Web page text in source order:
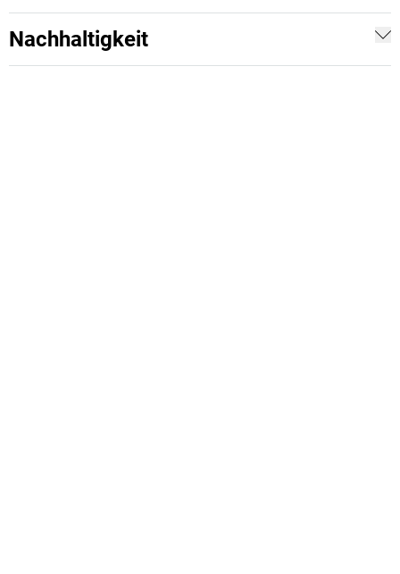
Nachhaltigkeit